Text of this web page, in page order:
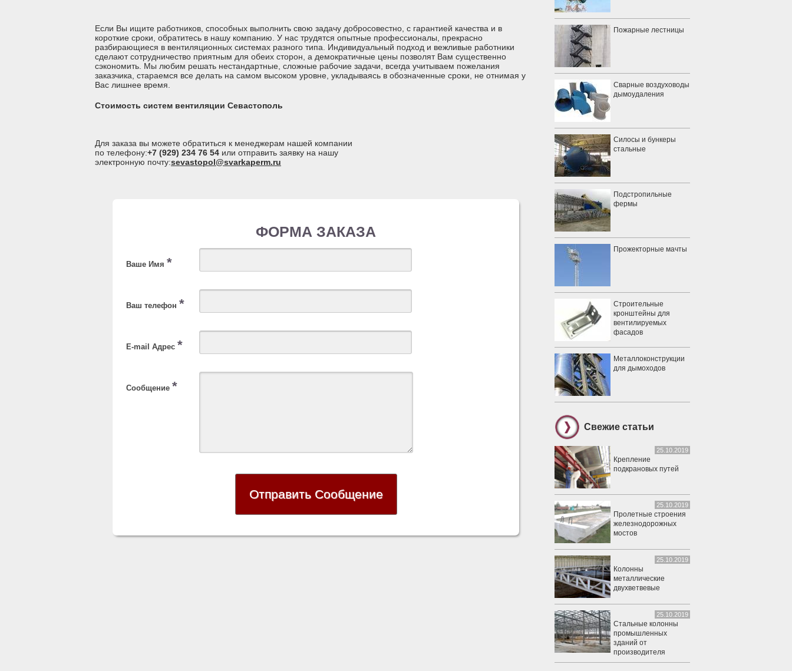
Если Вы ищите работников, способных выполнить свою задачу добросовестно, с гарантией качества и в
короткие сроки, обратитесь в нашу компанию. У нас трудятся опытные профессионалы, прекрасно
разбирающиеся в вентиляционных системах разного типа. Индивидуальный подход и вежливые работники
сделают сотрудничество приятным для обеих сторон, а демократичные цены позволят Вам существенно
сэкономить. Мы любим решать нестандартные, сложные рабочие задачи, всегда учитываем пожелания
заказчика, стараемся все делать на самом высоком уровне, укладываясь в обозначенные сроки, не отнимая у
Вас лишнее время.
Стоимость систем вентиляции Севастополь
Для заказа вы можете обратиться к менеджерам нашей компании
по телефону:+7 (929) 234 76 54 или отправить заявку на нашу
электронную почту:sevastopol@svarkaperm.ru
ФОРМА ЗАКАЗА
Ваше Имя *
Ваш телефон *
E-mail Адрес *
Сообщение *
Пожарные лестницы
Сварные воздуховоды
дымоудаления
Силосы и бункеры
стальные
Подстропильные
фермы
Прожекторные мачты
Строительные
кронштейны для
вентилируемых
фасадов
Металлоконструкции
для дымоходов
Свежие статьи
25.10.2019
Крепление
подкрановых путей
25.10.2019
Пролетные строения
железнодорожных
мостов
25.10.2019
Колонны
металлические
двухветвевые
25.10.2019
Стальные колонны
промышленных
зданий от
производителя